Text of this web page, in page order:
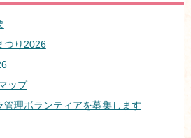
つり2026
ップ
理ボランティアを募集します